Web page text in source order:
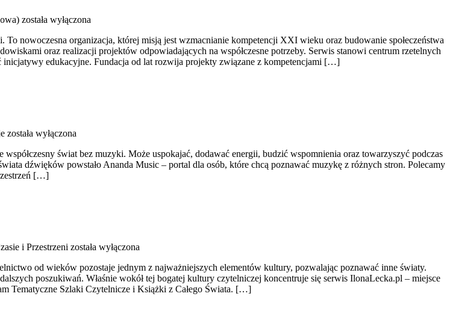
została wyłączona
nowoczesna organizacja, której misją jest wzmacnianie kompetencji XXI wieku oraz budowanie społeczeństwa
oraz realizacji projektów odpowiadających na współczesne potrzeby. Serwis stanowi centrum rzetelnych
edukacyjne. Fundacja od lat rozwija projekty związane z kompetencjami […]
została wyłączona
świat bez muzyki. Może uspokajać, dodawać energii, budzić wspomnienia oraz towarzyszyć podczas
dźwięków powstało Ananda Music – portal dla osób, które chcą poznawać muzykę z różnych stron. Polecamy
[…]
i Przestrzeni została wyłączona
od wieków pozostaje jednym z najważniejszych elementów kultury, pozwalając poznawać inne światy.
poszukiwań. Właśnie wokół tej bogatej kultury czytelniczej koncentruje się serwis IlonaLecka.pl – miejsce
Tematyczne Szlaki Czytelnicze i Książki z Całego Świata. […]